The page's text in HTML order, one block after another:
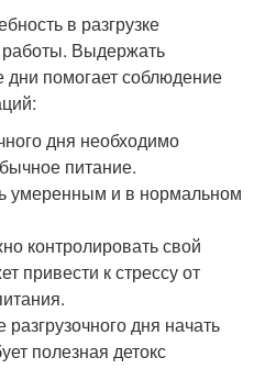
в разгрузке
работы. Выдержать
помогает соблюдение
дня необходимо
питание.
умеренным и в нормальном
контролировать свой
привести к стрессу от
дня начать
полезная детокс